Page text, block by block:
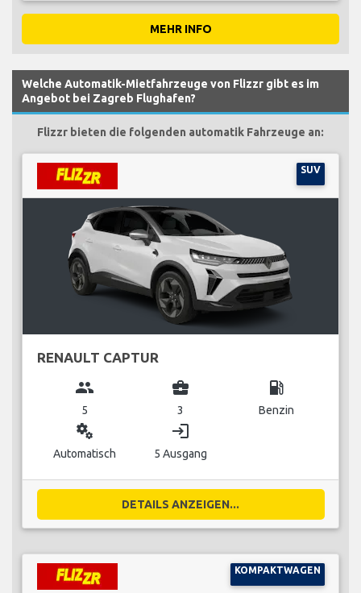
MEHR INFO
Welche Automatik-Mietfahrzeuge von Flizzr gibt es im
Angebot bei Zagreb Flughafen?
Flizzr bieten die folgenden automatik Fahrzeuge an:
SUV
RENAULT CAPTUR
group
5
business_center
3
local_gas_station
Benzin
miscellaneous_services
Automatisch
login
5 Ausgang
DETAILS ANZEIGEN...
KOMPAKTWAGEN